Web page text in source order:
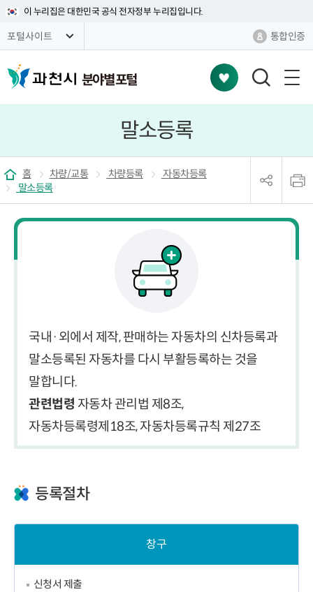
이 누리집은 대한민국 공식 전자정부 누리집입니다.
포털사이트 통합인증
분야별 포털
검
말소등록
홈 차량/교통 차량등록
자동차등록
말소등록
sns
유
스
트
본
문
인
국내·외에서 제작, 판매하는 자동차의 신차등록과
말소등록된 자동차를 다시 부활등록하는 것을
말합니다.
관련법령 자동차 관리법 제8조,
자동차등록령제18조, 자동차등록규칙 제27조
등록절차
창구
신청서 제출